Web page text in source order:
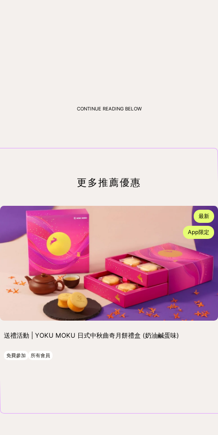
CONTINUE READING BELOW
更多推薦優惠
最新
App限定
送禮活動 | YOKU MOKU 日式中秋曲奇月餅禮盒 (奶油鹹蛋味)
免費參加 所有會員